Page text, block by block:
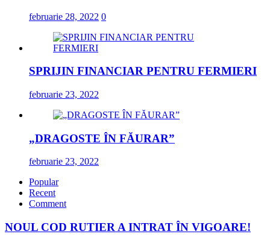
februarie 28, 2022 0
SPRIJIN FINANCIAR PENTRU FERMIERI
februarie 23, 2022
„DRAGOSTE ÎN FĂURAR”
februarie 23, 2022
Popular
Recent
Comment
NOUL COD RUTIER A INTRAT ÎN VIGOARE!